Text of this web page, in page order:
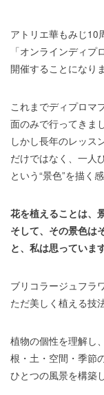
アトリエ華もみじ10
「オンラインディ
開催することになり
これまでディプロマ
面のみで行ってきまし
しかし長年のレッス
だけではなく、一人
という“景色”を描く
花を植えることは、
そして、その景色は
と、私は思っています
ブリコラージュフラ
ただ美しく植える技
植物の個性を理解し、
根・土・空間・季節
ひとつの風景を構築